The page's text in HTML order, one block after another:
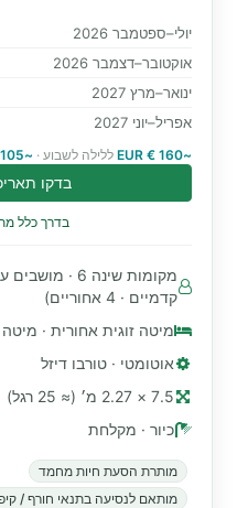
יולי–ספטמבר 2026
אוקטובר–דצמבר 2026
ינואר–מרץ 2027
אפריל–יוני 2027
~160 € EUR ללילה לשבוע · ~105 € EUR
בדקו
בדרך כלל
קדמיים · 4 אחוריים)
מיטה זוגית אחורית ·
אוטומטי · טורבו דיזל
7.5 × 2.27 מ׳ (≈ 25 רגל)
כיור · מקלחת
מותרת הסעת חיות מחמד
מותאם לנסיעה בתנאי חורף /